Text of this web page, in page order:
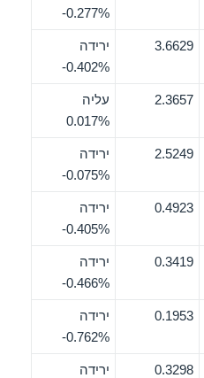
‎-0.277%
3.6629
ירידה
‎-0.402%
2.3657
עליה
0.017%
2.5249
ירידה
‎-0.075%
0.4923
ירידה
‎-0.405%
0.3419
ירידה
‎-0.466%
0.1953
ירידה
‎-0.762%
0.3298
ירידה